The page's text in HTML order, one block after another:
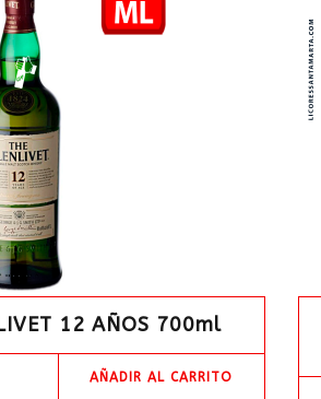
12 AÑOS 700ml
AÑADIR AL CARRITO